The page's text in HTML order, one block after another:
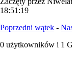
18:51:19
Poprzedni wątek -
0 użytkowników i 1